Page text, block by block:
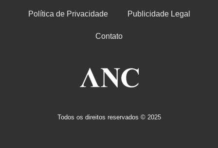
Política de Privacidade Publicidade Legal
Contato
Todos os direitos reservados © 2025